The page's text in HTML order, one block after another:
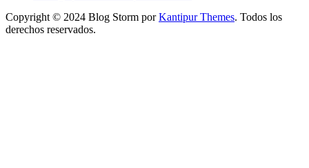
Copyright © 2024 Blog Storm porKantipur Themes. Todos los
derechos reservados.